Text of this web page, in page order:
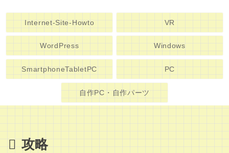
Internet-Site-Howto VR
WordPress Windows
SmartphoneTabletPC PC
自作PC・自作パーツ
攻略